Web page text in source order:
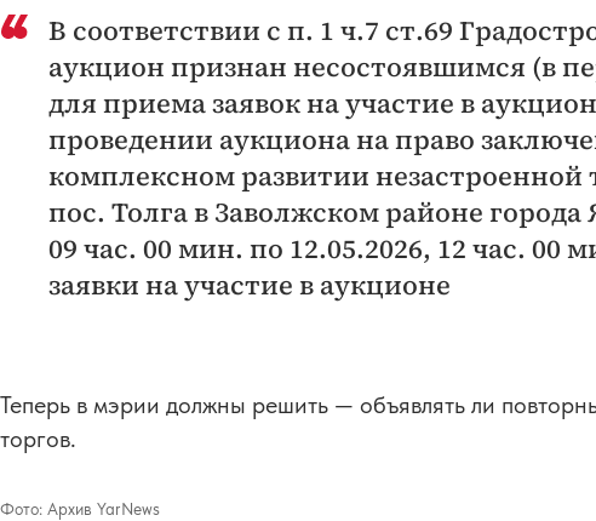
В соответствии с п. 1 ч.7 ст.69
аукцион признан несостоявшимся (в
для приема заявок на участие в
проведении аукциона на право
комплексном развитии незастроенной
пос. Толга в Заволжском районе города
09 час. 00 мин. по 12.05.2026, 12 час. 00
заявки на участие в аукционе
Теперь в мэрии должны решить — объявлять ли
торгов.
Фото: Архив YarNews